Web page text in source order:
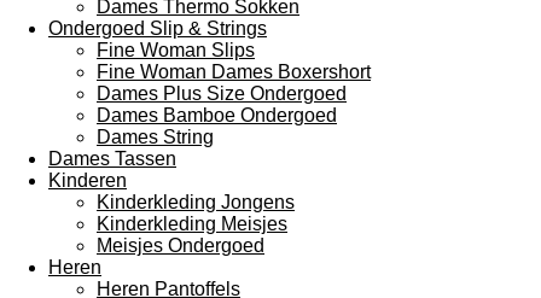
Dames Thermo Sokken
Ondergoed Slip & Strings
Fine Woman Slips
Fine Woman Dames Boxershort
Dames Plus Size Ondergoed
Dames Bamboe Ondergoed
Dames String
Dames Tassen
Kinderen
Kinderkleding Jongens
Kinderkleding Meisjes
Meisjes Ondergoed
Heren
Heren Pantoffels